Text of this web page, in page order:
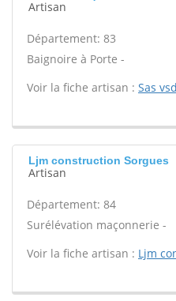
Artisan
Département: 83
Baignoire à Porte -
Voir la fiche artisan : Sas vsd
Ljm construction Sorgues
Artisan
Département: 84
Surélévation maçonnerie -
Voir la fiche artisan : Ljm